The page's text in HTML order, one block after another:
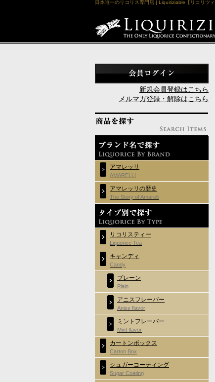
日本唯一のリコリス専門店 | Liquiriziable【リコリツィ
新規会員登録はこちら
メルマガ登録・解除はこちら
アマレッリ
AMARELLI
アマレッリの歴史
The Story of Amarelli
リコリスティー
Liquorice Tea
キャンディ
Candy
プレーン
Plain
アニスフレーバー
Anise flavor
ミントフレーバー
Mint flavor
カートンボックス
Carton Box
シュガーコーティング
Sugar Coating